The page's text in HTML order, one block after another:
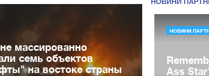
массированно
семь объектов
на востоке страны